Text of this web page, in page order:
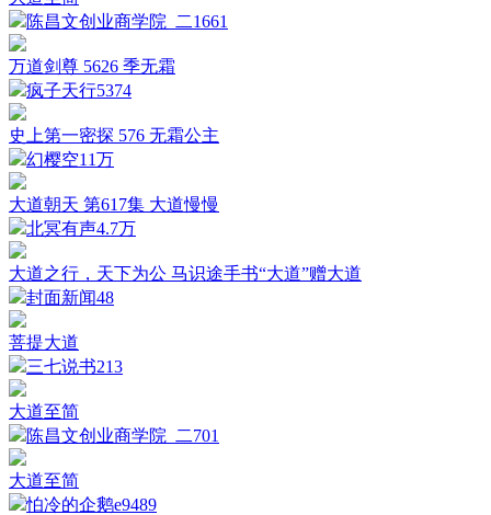
陈昌文创业商学院_二1661
万道剑尊 5626 季无霜
疯子天行5374
史上第一密探 576 无霜公主
幻樱空11万
大道朝天 第617集 大道慢慢
北冥有声4.7万
大道之行，天下为公 马识途手书“大道”赠大道
封面新闻48
菩提大道
三七说书213
大道至简
陈昌文创业商学院_二701
大道至简
怕冷的企鹅e9489